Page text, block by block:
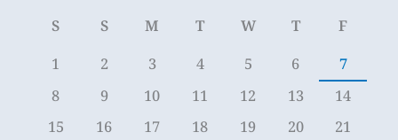
S
S M T W T
F
1
2 3 4 5 6
7
8
9 10 11 12 13
14
15
16 17 18 19 20
21